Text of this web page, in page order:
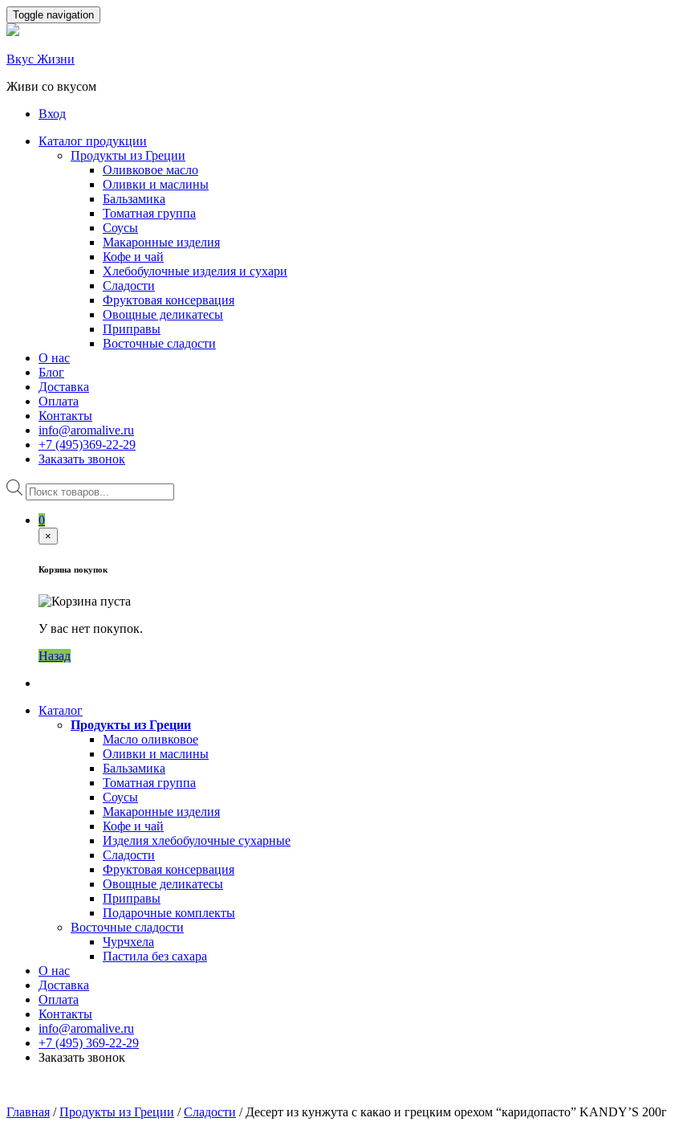
Skip
to
Toggle navigation
Вкус Жизни
Живи со вкусом
Вход
Каталог продукции
Продукты из Греции
Оливковое масло
Оливки и маслины
Бальзамика
Томатная группа
Соусы
Макаронные изделия
Кофе и чай
Хлебобулочные изделия и сухари
Сладости
Фруктовая консервация
Овощные деликатесы
Приправы
Восточные сладости
О нас
Блог
Доставка
Оплата
Контакты
info@aromalive.ru
+7 (495)369-22-29
Заказать звонок
Поиск
товаров
0
×
Корзина покупок
У вас нет покупок.
Назад
Каталог
Продукты из Греции
Масло оливковое
Оливки и маслины
Бальзамика
Томатная группа
Соусы
Макаронные изделия
Кофе и чай
Изделия хлебобулочные сухарные
Сладости
Фруктовая консервация
Овощные деликатесы
Приправы
Подарочные комплекты
Восточные сладости
Чурчхела
Пастила без сахара
О нас
Доставка
Оплата
Контакты
info@aromalive.ru
+7 (495) 369-22-29
Заказать звонок
Главная /Продукты из Греции /Сладости / Десерт из кунжута с какао и грецким орехом “каридопасто” KANDY’S 200г